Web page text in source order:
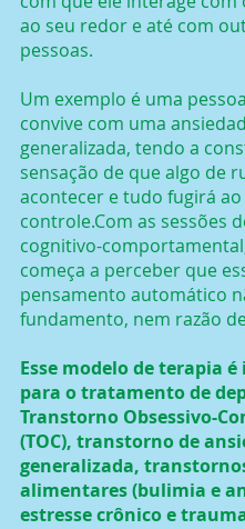
ao seu redor e até com
pessoas.
Um exemplo é uma
convive com uma
generalizada, tendo a
sensação de que algo de
acontecer e tudo fugirá ao
controle.Com as sessões
cognitivo-
começa a perceber que
pensamento automático
fundamento, nem razão
Esse modelo de terapia
para o tratamento de
Transtorno Obsessivo-
(TOC), transtorno de
generalizada,
alimentares (bulimia e
estresse crônico e